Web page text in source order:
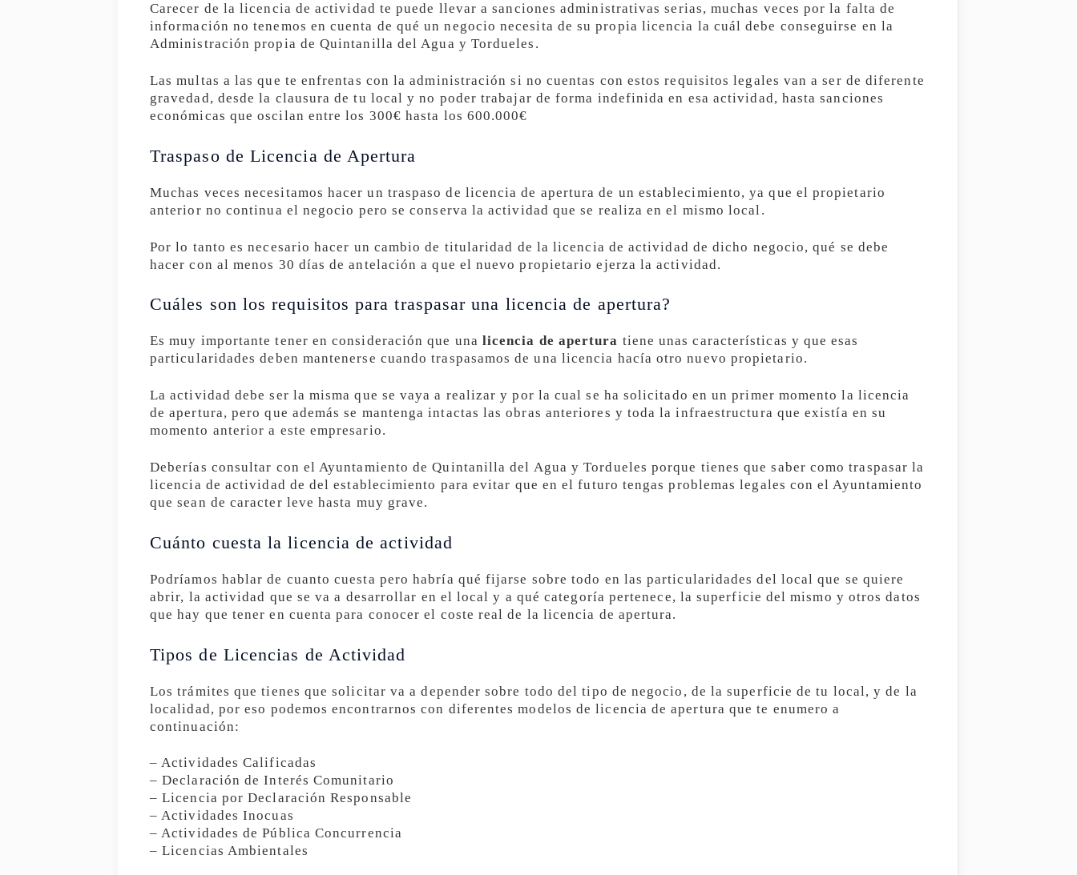
Carecer de la licencia de actividad te puede llevar a sanciones administrativas serias, muchas veces por la falta de
información no tenemos en cuenta de qué un negocio necesita de su propia licencia la cuál debe conseguirse en la
Administración propia de Quintanilla del Agua y Tordueles.
Las multas a las que te enfrentas con la administración si no cuentas con estos requisitos legales van a ser de diferente
gravedad, desde la clausura de tu local y no poder trabajar de forma indefinida en esa actividad, hasta sanciones
económicas que oscilan entre los 300€ hasta los 600.000€
Traspaso de Licencia de Apertura
Muchas veces necesitamos hacer un traspaso de licencia de apertura de un establecimiento, ya que el propietario
anterior no continua el negocio pero se conserva la actividad que se realiza en el mismo local.
Por lo tanto es necesario hacer un cambio de titularidad de la licencia de actividad de dicho negocio, qué se debe
hacer con al menos 30 días de antelación a que el nuevo propietario ejerza la actividad.
Cuáles son los requisitos para traspasar una licencia de apertura?
Es muy importante tener en consideración que una licencia de apertura tiene unas características y que esas
particularidades deben mantenerse cuando traspasamos de una licencia hacía otro nuevo propietario.
La actividad debe ser la misma que se vaya a realizar y por la cual se ha solicitado en un primer momento la licencia
de apertura, pero que además se mantenga intactas las obras anteriores y toda la infraestructura que existía en su
momento anterior a este empresario.
Deberías consultar con el Ayuntamiento de Quintanilla del Agua y Tordueles porque tienes que saber como traspasar la
licencia de actividad de del establecimiento para evitar que en el futuro tengas problemas legales con el Ayuntamiento
que sean de caracter leve hasta muy grave.
Cuánto cuesta la licencia de actividad
Podríamos hablar de cuanto cuesta pero habría qué fijarse sobre todo en las particularidades del local que se quiere
abrir, la actividad que se va a desarrollar en el local y a qué categoría pertenece, la superficie del mismo y otros datos
que hay que tener en cuenta para conocer el coste real de la licencia de apertura.
Tipos de Licencias de Actividad
Los trámites que tienes que solicitar va a depender sobre todo del tipo de negocio, de la superficie de tu local, y de la
localidad, por eso podemos encontrarnos con diferentes modelos de licencia de apertura que te enumero a
continuación:
– Actividades Calificadas
– Declaración de Interés Comunitario
– Licencia por Declaración Responsable
– Actividades Inocuas
– Actividades de Pública Concurrencia
– Licencias Ambientales